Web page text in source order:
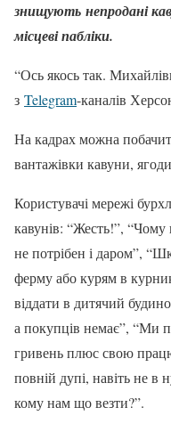
знищують непродані
місцеві пабліки.
“Ось якось так.
з Telegram-каналів
На кадрах можна
вантажівки кавуни,
Користувачі мережі
кавунів: “Жесть!”, “Чому
не потрібен і даром”,
ферму або курям в
віддати в дитячий
а покупців немає”, “Ми
гривень плюс свою
повній дупі, навіть не в
кому нам що везти?”.